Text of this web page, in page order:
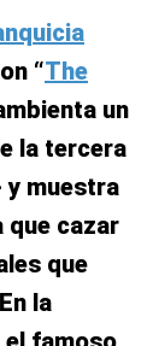
“The
un
la tercera
y muestra
que cazar
que
la